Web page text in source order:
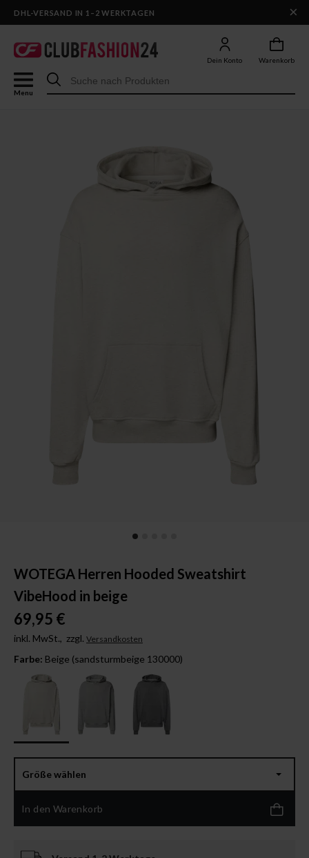
Dein Konto Warenkorb
Menu
DHL-VERSAND IN 1–2 WERKTAGEN ×
WOTEGA Herren Hooded Sweatshirt
VibeHood in beige
69,95 €
inkl. MwSt., zzgl. Versandkosten
Farbe: Beige (sandsturmbeige 130000)
Größe wählen
In den Warenkorb